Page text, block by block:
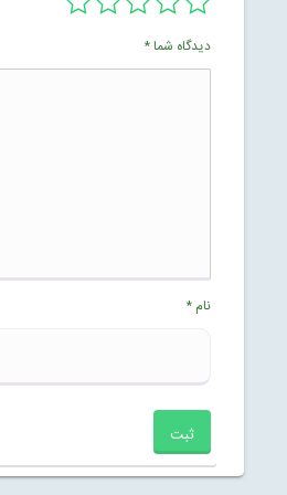
دیدگاه شما*
نام*